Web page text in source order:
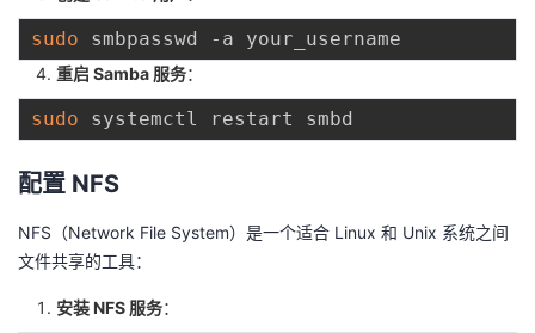
sudo
重启 Samba 服务：
sudo
配置 NFS
NFS（Network File System）是一个适合 Linux 和 Unix 系统之间
文件共享的工具：
安装 NFS 服务：